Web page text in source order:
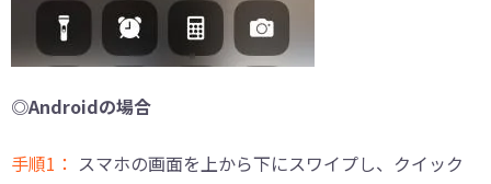
◎Androidの場合
手順1： スマホの画面を上から下にスワイプし、クイック